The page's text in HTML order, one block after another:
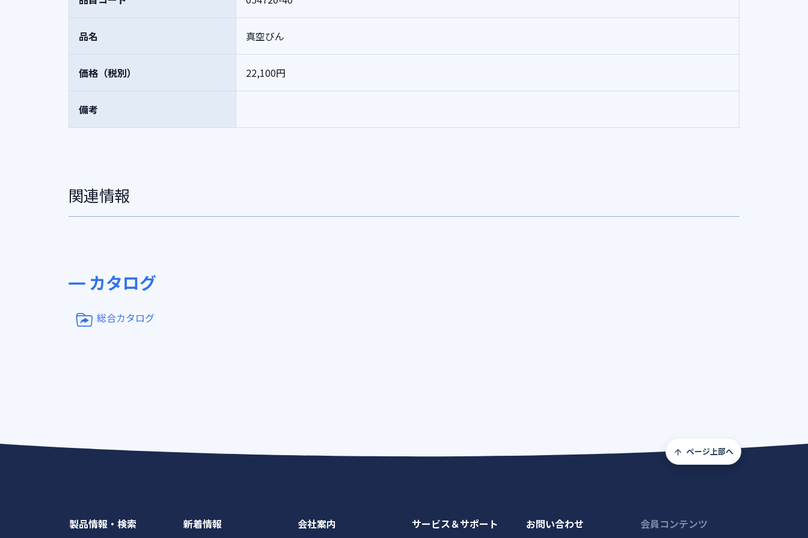
品名 真空びん
価格（税別） 22,100円
備考
関連情報
カタログ
総合カタログ
ページ上部へ
製品情報・検索 新着情報 会社案内 サービス＆サポート お問い合わせ 会員コンテンツ